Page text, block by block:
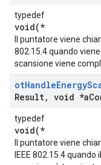
typedef
void(*
Il puntatore viene
802.15.4 quando
scansione viene
otHandleEnergy
Result, void *a
typedef
void(*
Il puntatore viene
IEEE 802.15.4